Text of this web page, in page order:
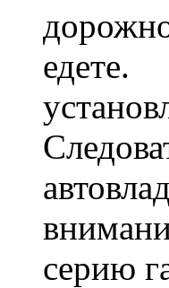
серию